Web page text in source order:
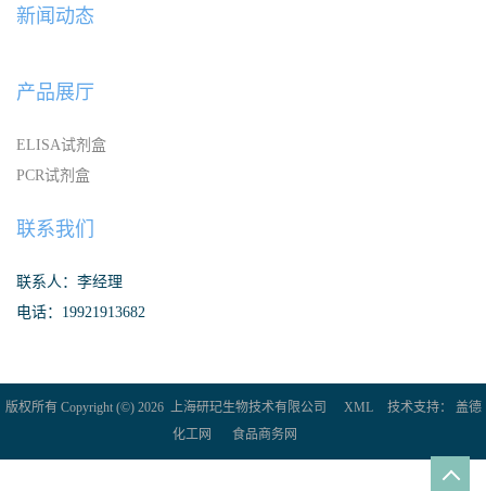
新闻动态
产品展厅
ELISA试剂盒
PCR试剂盒
联系我们
联系人：李经理
电话：19921913682
版权所有 Copyright (©) 2026 上海研玘生物技术有限公司 XML 技术支持：
盖德
化工网
食品商务网